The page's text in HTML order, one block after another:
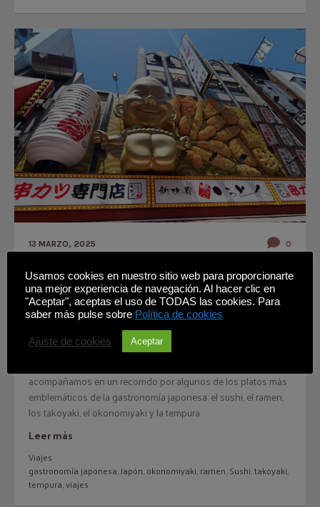
13 MARZO, 2025 0
de Japón: un viaje por los
platos más emblemáticos
de la gastronomía
japonesa (parte I)
acompañamos en un recorrido por algunos de los platos más
emblemáticos de la gastronomía japonesa: el sushi, el ramen,
los takoyaki, el okonomiyaki y la tempura.
Leer más
Viajes
gastronomía japonesa,Japón,okonomiyaki,ramen,Sushi,takoyaki,
tempura,viajes
Usamos cookies en nuestro sitio web para proporcionarte
una mejor experiencia de navegación. Al hacer clic en
"Aceptar", aceptas el uso de TODAS las cookies. Para
saber más pulse sobre Política de cookies
Ajuste de cookies Aceptar